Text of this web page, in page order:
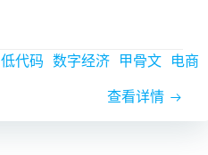
低代码 数字经济 甲骨文 电商
查看详情